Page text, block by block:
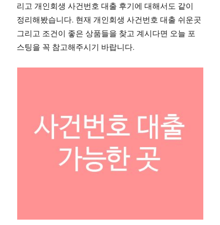
리고 개인회생 사건번호 대출 후기에 대해서도 같이
정리해봤습니다. 현재 개인회생 사건번호 대출 쉬운곳
그리고 조건이 좋은 상품들을 찾고 계시다면 오늘 포
스팅을 꼭 참고해주시기 바랍니다.